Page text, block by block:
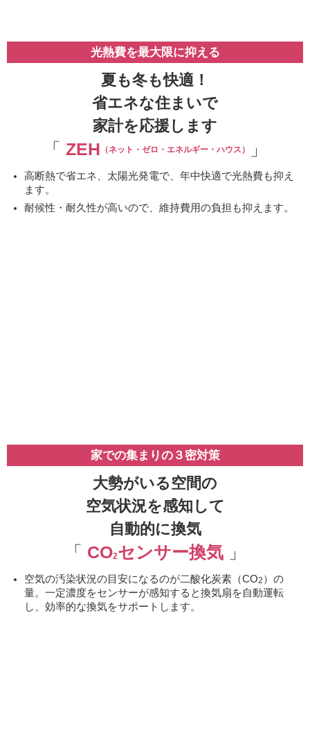
光熱費を最大限に抑える
夏も冬も快適！
省エネな住まいで
家計を応援します
「 ZEH （ネット・ゼロ・エネルギー・ハウス） 」
高断熱で省エネ、太陽光発電で、年中快適で光熱費も抑え
ます。
耐候性・耐久性が高いので、維持費用の負担も抑えます。
家での集まりの３密対策
大勢がいる空間の
空気状況を感知して
自動的に換気
「 CO2センサー換気」
空気の汚染状況の目安になるのが二酸化炭素（CO2 ）の
量。一定濃度をセンサーが感知すると換気扇を自動運転
し、効率的な換気をサポートします。